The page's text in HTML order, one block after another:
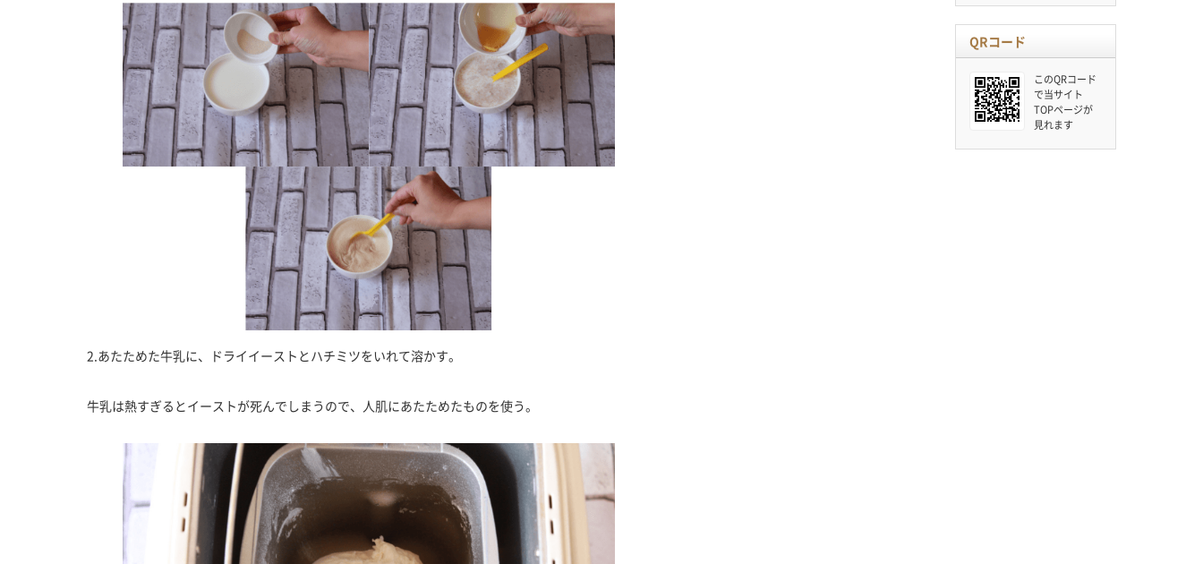
2.あたためた牛乳に、ドライイーストとハチミツをいれて溶かす。
牛乳は熱すぎるとイーストが死んでしまうので、人肌にあたためたものを使う。
QRコード
このQRコード
で当サイト
TOPページが
見れます